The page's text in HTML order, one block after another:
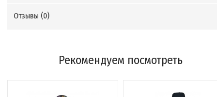
Отзывы (0)
Рекомендуем посмотреть